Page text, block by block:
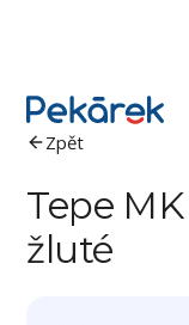
Zpět
Tepe
žluté